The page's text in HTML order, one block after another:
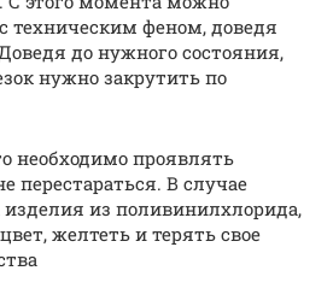
техническим феном, доведя
до нужного состояния,
нужно закрутить по
необходимо проявлять
перестараться. В случае
изделия из поливинилхлорида,
желтеть и терять свое